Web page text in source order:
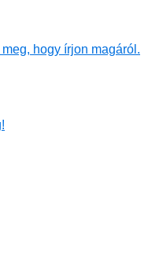
meg, hogy írjon magáról.